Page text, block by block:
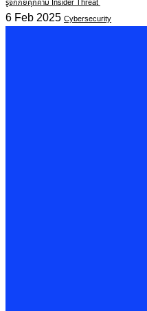
6 Feb 2025 Cybersecurity